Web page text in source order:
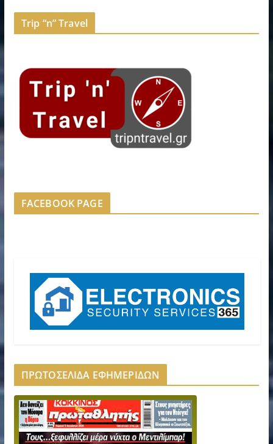
Trip “n” Travel
FACEBOOK PAGE
ΠΡΩΤΟΣΕΛΙΔΑ ΕΦΗΜΕΡΙΔΩΝ